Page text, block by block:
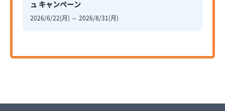
ュ キャンペーン
2026/6/22(月) ～ 2026/8/31(月)